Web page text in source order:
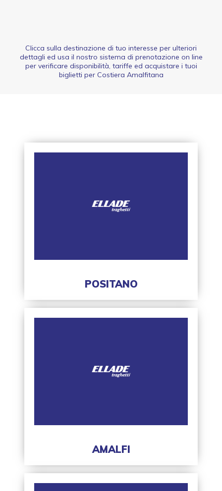
Clicca sulla destinazione di tuo interesse per ulteriori
dettagli ed usa il nostro sistema di prenotazione on line
per verificare disponibilità, tariffe ed acquistare i tuoi
biglietti per Costiera Amalfitana
POSITANO
AMALFI